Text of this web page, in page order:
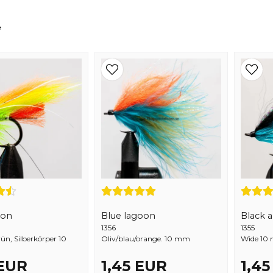
vatten och hav. Upplev skillnaden med våra
framgångsrikt.
Silberkörper 10
Blue lagoon
1356
Oliv/blau/orange. 10 mm
1,45 EUR
Black
1355
Wide 10